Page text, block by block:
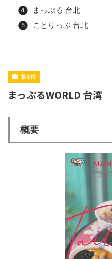
まっぷる 台北
ことりっぷ 台北
まっぷるWORLD 台湾
概要